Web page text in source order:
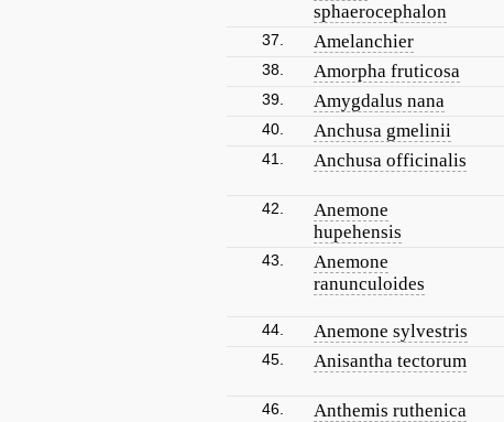
sphaerocephalon
37. Amelanchier
38.
Amorpha fruticosa
39.
Amygdalus nana
40.
Anchusa gmelinii
41.
Anchusa officinalis
42.
Anemone
hupehensis
43.
Anemone
ranunculoides
44. Anemone sylvestris
45.
Anisantha tectorum
46. Anthemis ruthenica